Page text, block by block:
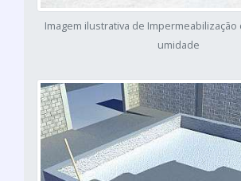
Imagem ilustrativa de
umidade